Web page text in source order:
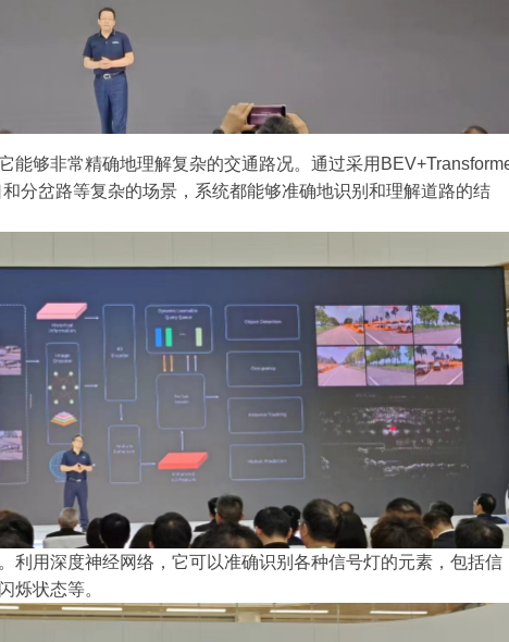
能够非常精确地理解复杂的交通路况。通过采用
分岔路等复杂的场景，系统都能够准确地识别和理解道路的结
利用深度神经网络，它可以准确识别各种信号灯的元素，包括信
烁状态等。